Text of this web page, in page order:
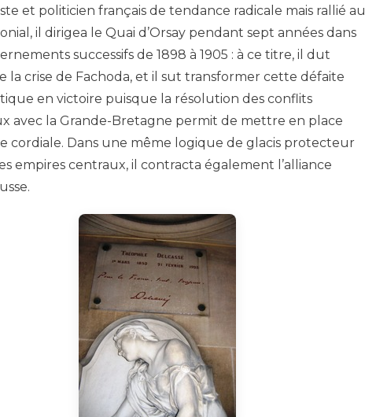
et politicien français de tendance radicale mais rallié au
il dirigea le Quai d’Orsay pendant sept années dans
successifs de 1898 à 1905 : à ce titre, il dut
la crise de Fachoda, et il sut transformer cette défaite
en victoire puisque la résolution des conflits
avec la Grande-Bretagne permit de mettre en place
cordiale. Dans une même logique de glacis protecteur
empires centraux, il contracta également l’alliance